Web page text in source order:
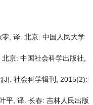
, 译. 北京: 中国人民大学
京: 中国社会科学出版社,
社会科学辑刊, 2015(2):
平, 译. 长春: 吉林人民出版